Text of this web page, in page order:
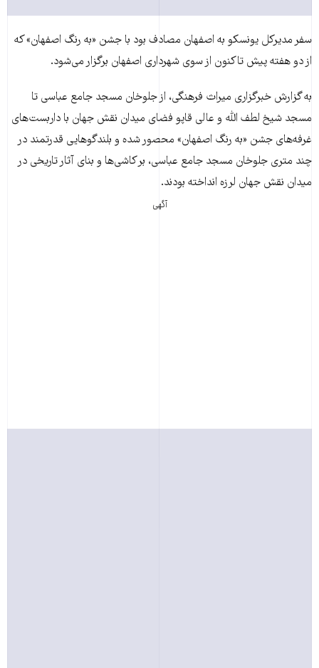
سفر مدیرکل یونسکو به اصفهان مصادف بود با جشن «به رنگ اصفهان» که
از دو هفته پیش تاکنون از سوی شهرداری اصفهان برگزار می‌شود.
به گزارش خبرگزاری میراث فرهنگی، از جلوخان مسجد جامع عباسی تا
مسجد شیخ لطف الله و عالی قاپو فضای میدان نقش جهان با داربست‌های
غرفه‌های جشن «به رنگ اصفهان» محصور شده و بلندگوهایی قدرتمند در
چند متری جلوخان مسجد جامع عباسی، بر کاشی‌ها و بنای آثار تاریخی در
میدان نقش جهان لرزه انداخته بودند.
آگهی